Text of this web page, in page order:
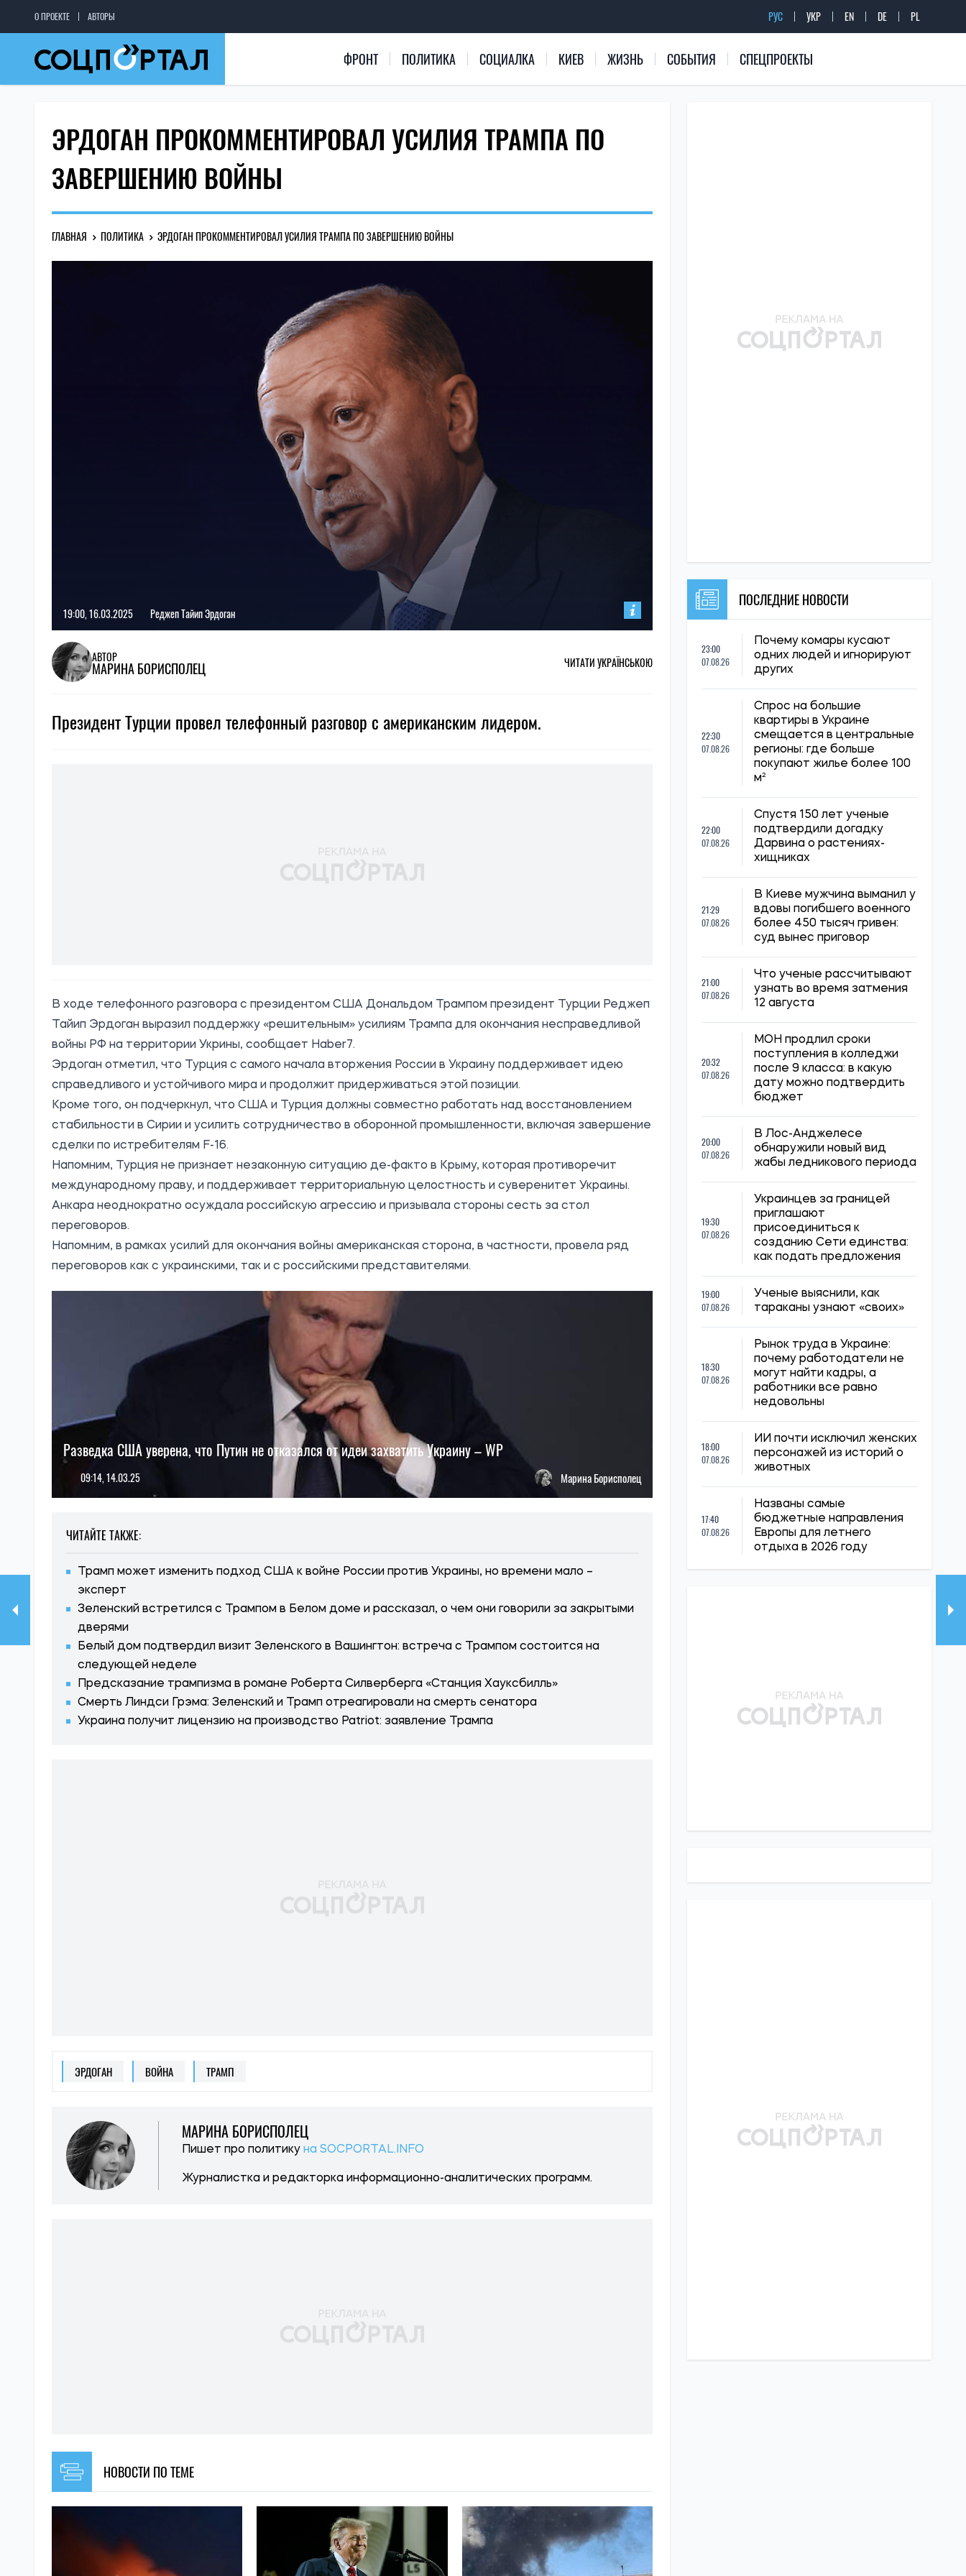
О ПРОЕКТЕ АВТОРЫ РУС УКР EN DE PL
ФРОНТ ПОЛИТИКА СОЦИАЛКА КИЕВ ЖИЗНЬ СОБЫТИЯ СПЕЦПРОЕКТЫ
ЭРДОГАН ПРОКОММЕНТИРОВАЛ УСИЛИЯ ТРАМПА ПО
ЗАВЕРШЕНИЮ ВОЙНЫ
ГЛАВНАЯ ПОЛИТИКА ЭРДОГАН ПРОКОММЕНТИРОВАЛ УСИЛИЯ ТРАМПА ПО ЗАВЕРШЕНИЮ ВОЙНЫ
19:00, 16.03.2025 Реджеп Тайип Эрдоган
АВТОР
МАРИНА БОРИСПОЛЕЦ ЧИТАТИ УКРАЇНСЬКОЮ
Президент Турции провел телефонный разговор с американским лидером.
В ходе телефонного разговора с президентом США Дональдом Трампом президент Турции Реджеп
Тайип Эрдоган выразил поддержку «решительным» усилиям Трампа для окончания несправедливой
войны РФ на территории Укрины, сообщает Haber7.
Эрдоган отметил, что Турция с самого начала вторжения России в Украину поддерживает идею
справедливого и устойчивого мира и продолжит придерживаться этой позиции.
Кроме того, он подчеркнул, что США и Турция должны совместно работать над восстановлением
стабильности в Сирии и усилить сотрудничество в оборонной промышленности, включая завершение
сделки по истребителям F-16.
Напомним, Турция не признает незаконную ситуацию де-факто в Крыму, которая противоречит
международному праву, и поддерживает территориальную целостность и суверенитет Украины.
Анкара неоднократно осуждала российскую агрессию и призывала стороны сесть за стол
переговоров.
Напомним, в рамках усилий для окончания войны американская сторона, в частности, провела ряд
переговоров как с украинскими, так и с российскими представителями.
Разведка США уверена, что Путин не отказался от идеи захватить Украину – WP
09:14, 14.03.25 Марина Борисполец
ЧИТАЙТЕ ТАКЖЕ:
Трамп может изменить подход США к войне России против Украины, но времени мало –
эксперт
Зеленский встретился с Трампом в Белом доме и рассказал, о чем они говорили за закрытыми
дверями
Белый дом подтвердил визит Зеленского в Вашингтон: встреча с Трампом состоится на
следующей неделе
Предсказание трампизма в романе Роберта Силверберга «Станция Хауксбилль»
Смерть Линдси Грэма: Зеленский и Трамп отреагировали на смерть сенатора
Украина получит лицензию на производство Patriot: заявление Трампа
ЭРДОГАН ВОЙНА ТРАМП
МАРИНА БОРИСПОЛЕЦ
Пишет про политику на SOCPORTAL.INFO
Журналистка и редакторка информационно-аналитических программ.
НОВОСТИ ПО ТЕМЕ
ПОСЛЕДНИЕ НОВОСТИ
23:00
07.08.26
Почему комары кусают
одних людей и игнорируют
других
22:30
07.08.26
Спрос на большие
квартиры в Украине
смещается в центральные
регионы: где больше
покупают жилье более 100
м²
22:00
07.08.26
Спустя 150 лет ученые
подтвердили догадку
Дарвина о растениях-
хищниках
21:29
07.08.26
В Киеве мужчина выманил у
вдовы погибшего военного
более 450 тысяч гривен:
суд вынес приговор
21:00
07.08.26
Что ученые рассчитывают
узнать во время затмения
12 августа
20:32
07.08.26
МОН продлил сроки
поступления в колледжи
после 9 класса: в какую
дату можно подтвердить
бюджет
20:00
07.08.26
В Лос-Анджелесе
обнаружили новый вид
жабы ледникового периода
19:30
07.08.26
Украинцев за границей
приглашают
присоединиться к
созданию Сети единства:
как подать предложения
19:00
07.08.26
Ученые выяснили, как
тараканы узнают «своих»
18:30
07.08.26
Рынок труда в Украине:
почему работодатели не
могут найти кадры, а
работники все равно
недовольны
18:00
07.08.26
ИИ почти исключил женских
персонажей из историй о
животных
17:40
07.08.26
Названы самые
бюджетные направления
Европы для летнего
отдыха в 2026 году